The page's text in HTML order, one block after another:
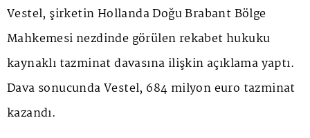
Vestel, şirketin Hollanda Doğu Brabant Bölge
Mahkemesi nezdinde görülen rekabet hukuku
kaynaklı tazminat davasına ilişkin açıklama yaptı.
Dava sonucunda Vestel, 684 milyon euro tazminat
kazandı.